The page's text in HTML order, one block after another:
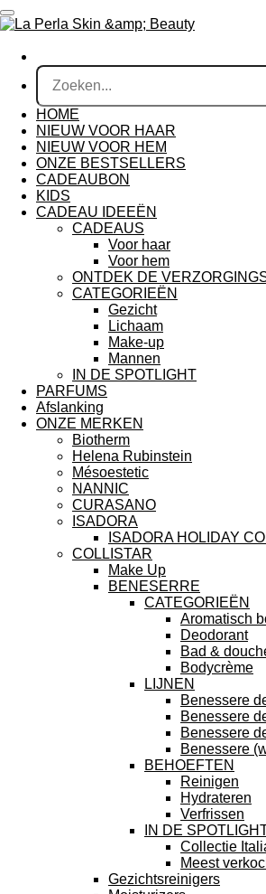
Ga
direct
de
hoofdinhoud
HOME
NIEUW VOOR HAAR
NIEUW VOOR HEM
ONZE BESTSELLERS
CADEAUBON
KIDS
CADEAU IDEEËN
CADEAUS
Voor haar
Voor hem
ONTDEK DE
CATEGORIEËN
Gezicht
Lichaam
Make-up
Mannen
IN DE SPOTLIGHT
PARFUMS
Afslanking
ONZE MERKEN
Biotherm
Helena Rubinstein
Mésoestetic
NANNIC
CURASANO
ISADORA
ISADORA HOLIDAY
COLLISTAR
Make Up
BENESERRE
CATEGORIEËN
Aromatisch
Deodorant
Bad &
Bodycrème
LIJNEN
Benessere
Benessere
Benessere
Benessere
BEHOEFTEN
Reinigen
Hydrateren
Verfrissen
IN DE
Collectie
Meest
Gezichtsreinigers